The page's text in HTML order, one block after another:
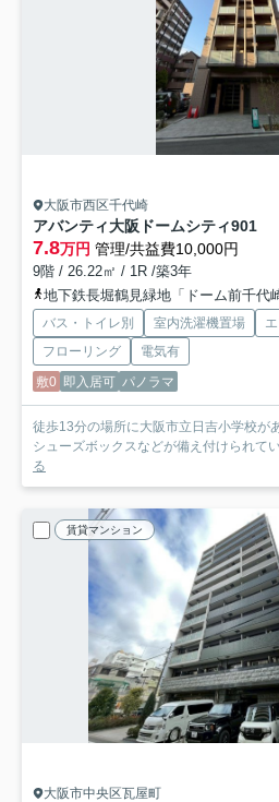
大阪市西区千代崎
アバンティ大阪ドームシティ901
7.8万円 管理/共益費10,000円
9階 / 26.22㎡ / 1R /築3年
地下鉄長堀鶴見緑地「ドーム前千代
バス・トイレ別 室内洗濯機置場
フローリング
電気有
敷0 即入居可 パノラマ
徒歩13分の場所に大阪市立日吉小学校が
シューズボックスなどが備え付けられて
る
賃貸マンション
大阪市中央区瓦屋町